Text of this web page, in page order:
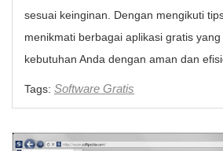
sesuai keinginan. Dengan mengikuti
menikmati berbagai aplikasi gratis
kebutuhan Anda dengan aman dan
Tags: Software Gratis